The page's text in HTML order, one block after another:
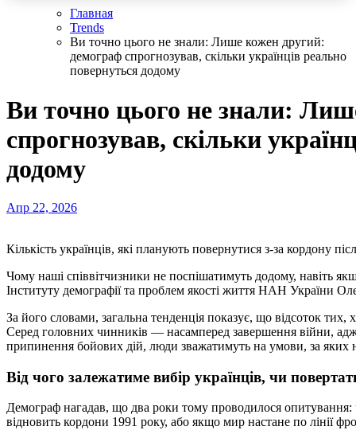
Главная
Trends
Ви точно цього не знали: Лише кожен другий:
демограф спрогнозував, скільки українців реально
повернуться додому
Ви точно цього не знали:
спрогнозував, скільки
додому
Апр 22, 2026
Кількість українців, які планують повернутися з-за кордону
Чому наші співвітчизники не поспішатимуть додому, навіть
Інституту демографії та проблем якості життя НАН України
За його словами, загальна тенденція показує, що відсоток тих,
Серед головних чинників — насамперед завершення війни,
припинення бойових дій, люди зважатимуть на умови, за яких
Від чого залежатиме вибір українців, чи
Демограф нагадав, що два роки тому проводилося опитування:
відновить кордони 1991 року, або якщо мир настане по лінії